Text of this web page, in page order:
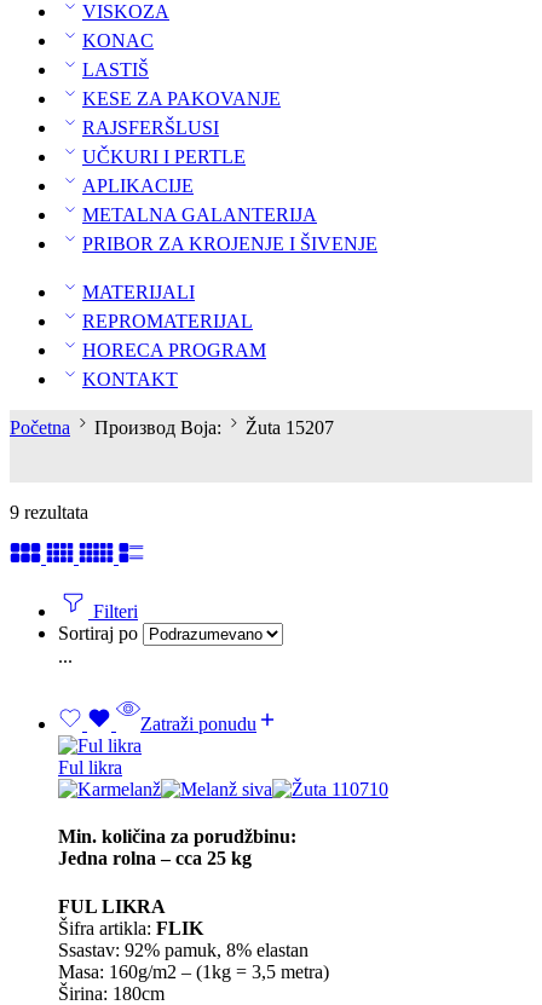
VISKOZA
KONAC
LASTIŠ
KESE ZA PAKOVANJE
RAJSFERŠLUSI
UČKURI I PERTLE
APLIKACIJE
METALNA GALANTERIJA
PRIBOR ZA KROJENJE I ŠIVENJE
MATERIJALI
REPROMATERIJAL
HORECA PROGRAM
KONTAKT
Početna Производ Boja: Žuta 15207
9 rezultata
Filteri
Sortiraj po
...
Zatraži ponudu
Ful likra
Min. količina za porudžbinu:
Jedna rolna – cca 25 kg
FUL LIKRA
Šifra artikla: FLIK
Ssastav: 92% pamuk, 8% elastan
Masa: 160g/m2 – (1kg = 3,5 metra)
Širina: 180cm